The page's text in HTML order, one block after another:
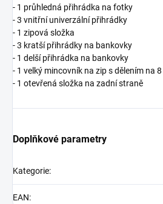
- 1 průhledná přihrádka na fotky
- 3 vnitřní univerzální přihrádky
- 1 zipová složka
- 3 kratší přihrádky na bankovky
- 1 delší přihrádka na bankovky
- 1 velký mincovník na zip s dělením na
- 1 otevřená složka na zadní straně
Doplňkové parametry
Kategorie:
EAN: